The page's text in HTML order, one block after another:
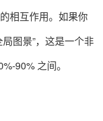
相互作用。如果你
图景”，这是一个非
90% 之间。